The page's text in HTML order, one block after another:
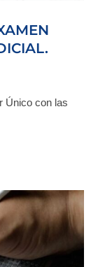
Único con las